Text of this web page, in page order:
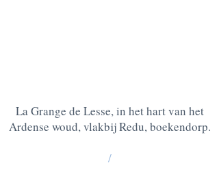
La Grange de Lesse, in het hart van het
Ardense woud, vlakbij Redu, boekendorp.
/